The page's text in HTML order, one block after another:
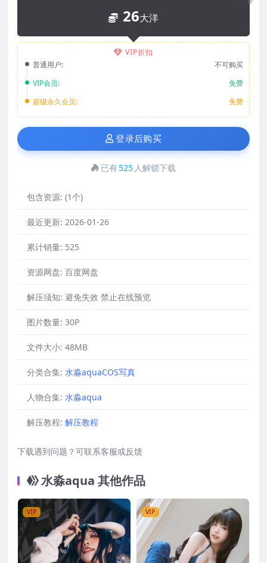
26大洋
VIP折扣
普通用户:
不可购买
VIP会员:
免费
超级永久会员:
免费
登录后购买
已有525 人解锁下载
包含资源: (1个)
最近更新: 2026-01-26
累计销量: 525
资源网盘: 百度网盘
解压须知: 避免失效 禁止在线预览
图片数量: 30P
文件大小: 48MB
分类合集: 水淼aquaCOS写真
人物合集: 水淼aqua
解压教程: 解压教程
下载遇到问题？可联系客服或反馈
水淼aqua 其他作品
VIP VIP